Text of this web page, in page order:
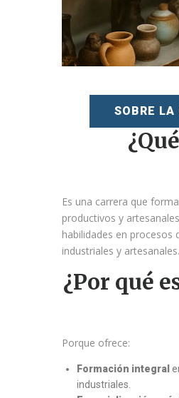
SOBRE LA
Es una carrera que
productivos y
habilidades en
industriales y artesanales.
¿Por qué
Porque ofrece:
Formación integral
industriales.